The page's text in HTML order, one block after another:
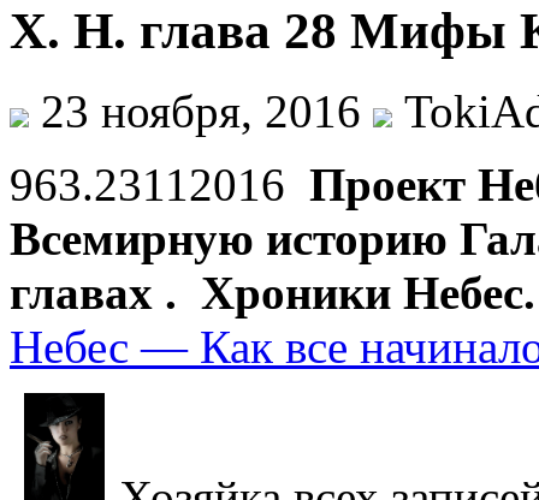
Х. Н. глава 28 Мифы
23 ноября, 2016
963.23112016 Проект
Всемирную историю
главах . Хроники
Небес — Как все